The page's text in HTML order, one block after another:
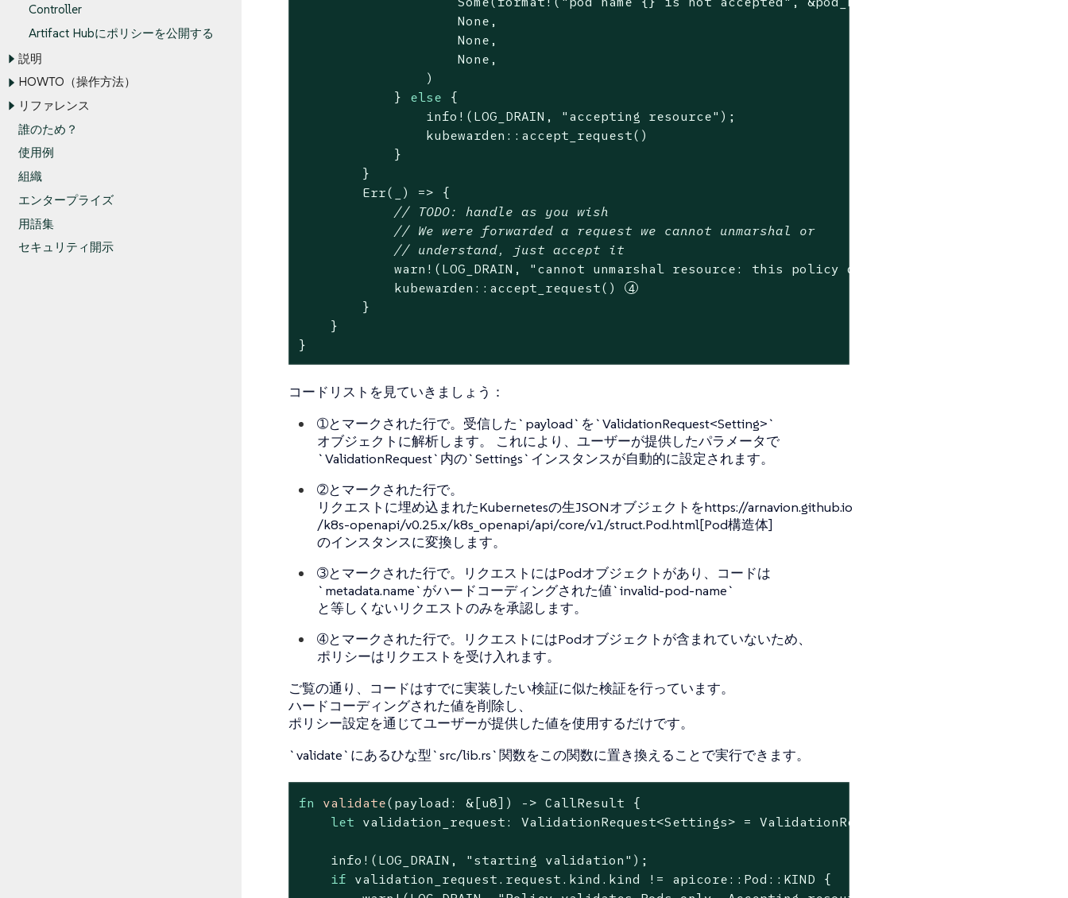
Controller
Artifact Hubにポリシーを公開する
説明
HOWTO（操作方法）
リファレンス
誰のため？
使用例
組織
エンタープライズ
用語集
セキュリティ開示
None ,
None ,
None ,
                )
            }
else {
                info!(LOG_DRAIN,
"accepting resource" );
                kubewarden::accept_request()
            }
        }
Err(_) => {
// TODO:
handle as you wish
// We were forwarded a request we cannot unmarshal or
// understand, just accept it
            warn!(LOG_DRAIN,
"cannot unmarshal resource: this policy does not know how to
            kubewarden::accept_request()
        }
    }
}
コードリストを見ていきましょう：
➀とマークされた行で。受信した`payload`を`ValidationRequest<Setting>`
オブジェクトに解析します。 これにより、ユーザーが提供したパラメータで
`ValidationRequest`内の`Settings`インスタンスが自動的に設定されます。
➁とマークされた行で。
リクエストに埋め込まれたKubernetesの生JSONオブジェクトをhttps://arnavion.github.io
/k8s-openapi/v0.25.x/k8s_openapi/api/core/v1/struct.Pod.html[Pod構造体]
のインスタンスに変換します。
➂とマークされた行で。リクエストにはPodオブジェクトがあり、コードは
`metadata.name`がハードコーディングされた値`invalid-pod-name`
と等しくないリクエストのみを承認します。
➃とマークされた行で。リクエストにはPodオブジェクトが含まれていないため、
ポリシーはリクエストを受け入れます。
ご覧の通り、コードはすでに実装したい検証に似た検証を行っています。
ハードコーディングされた値を削除し、
ポリシー設定を通じてユーザーが提供した値を使用するだけです。
`validate`にあるひな型`src/lib.rs`関数をこの関数に置き換えることで実行できます。
fn validate(payload: &[u8]) -> CallResult {
let validation_request: ValidationRequest<Settings> = ValidationRequest::new(payload)?;
    info!(LOG_DRAIN,
"starting validation" );
if validation_request.request.kind.kind != apicore::Pod::KIND {